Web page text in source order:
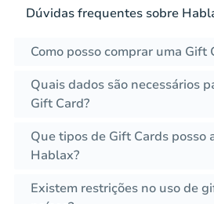
Dúvidas frequentes sobre
Como posso comprar uma Gift
Quais dados são necessários
Gift Card?
Que tipos de Gift Cards posso
Hablax?
Existem restrições no uso de